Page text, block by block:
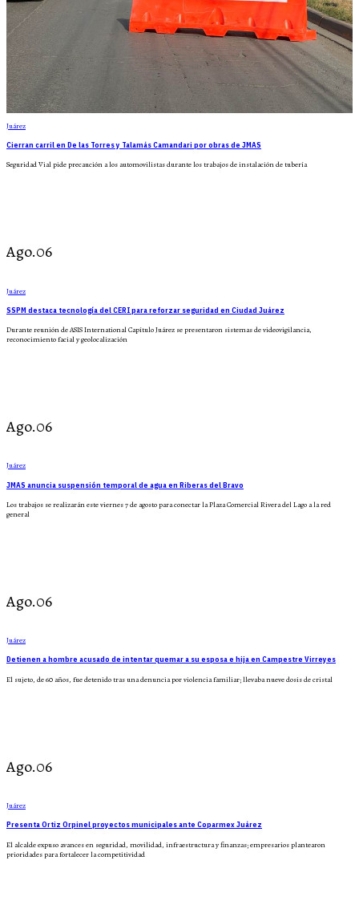
Juárez
Cierran carril en De las Torres y Talamás Camandari por obras de JMAS
Seguridad Vial pide precaución a los automovilistas durante los trabajos de instalación de tubería
Ago.06
Juárez
SSPM destaca tecnología del CERI para reforzar seguridad en Ciudad Juárez
Durante reunión de ASIS International Capítulo Juárez se presentaron sistemas de videovigilancia,
reconocimiento facial y geolocalización
Ago.06
Juárez
JMAS anuncia suspensión temporal de agua en Riberas del Bravo
Los trabajos se realizarán este viernes 7 de agosto para conectar la Plaza Comercial Rivera del Lago a la red
general
Ago.06
Juárez
Detienen a hombre acusado de intentar quemar a su esposa e hija en Campestre Virreyes
El sujeto, de 60 años, fue detenido tras una denuncia por violencia familiar; llevaba nueve dosis de cristal
Ago.06
Juárez
Presenta Ortiz Orpinel proyectos municipales ante Coparmex Juárez
El alcalde expuso avances en seguridad, movilidad, infraestructura y finanzas; empresarios plantearon
prioridades para fortalecer la competitividad